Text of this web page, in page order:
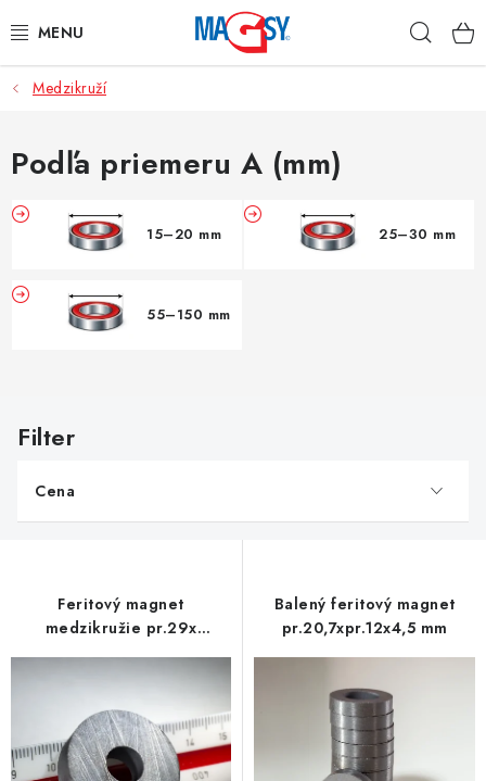
na
HLAVNÉ KATEGÓRIE
MAGNETICKÉ POMÔCKY
PRIEMYSELNÉ MAGNETY
NEREZOVÉ MATERIÁLY
Medzikruží
Podľa priemeru A (mm)
15–20 mm 25–30 mm
55–150 mm
ý
s
d
u
t
Cena
Feritový magnet
medzikružie pr.29x
pr.9,5x8
Balený feritový magnet
pr.20,7xpr.12x4,5 mm